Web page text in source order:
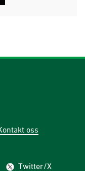
oss
Twitter/X